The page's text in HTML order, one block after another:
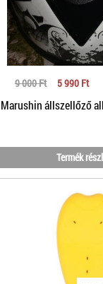
9 000 Ft 5 990 Ft
Marushin állszellőző
Termék